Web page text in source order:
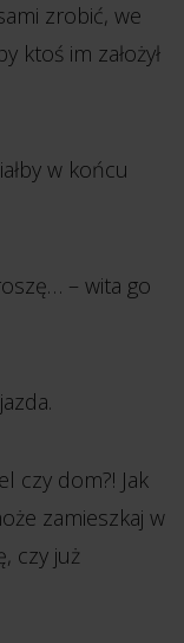
zrobić, we
ktoś im założył
w końcu
– wita go
czy dom?! Jak
zamieszkaj w
czy już